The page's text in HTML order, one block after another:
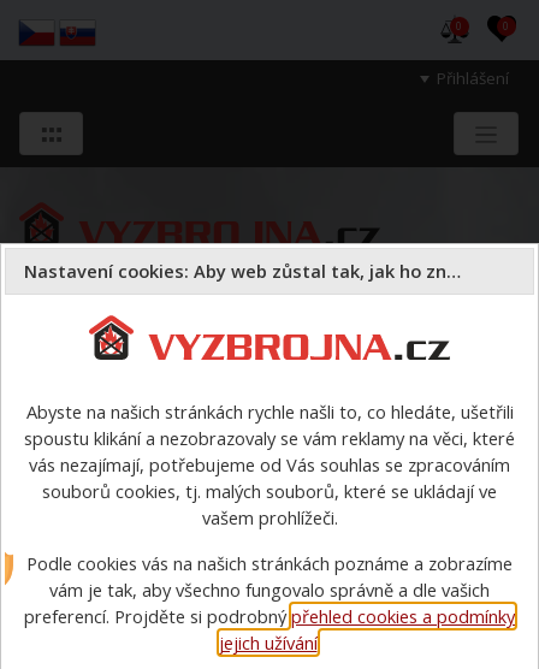
Přihlášení
0 0
a majetek druhých.
Požární sport vybavení pro PS podle disciplín
Štafeta
4x60 metrů s překážkami > Kladina pro mladé hasiče, stavitelná,
tartanový povrch
Kladina pro mladé hasiče,
stavitelná, tartanový povrch
Nastavení cookies: Aby web zůstal tak, jak ho znáte
Abyste na našich stránkách rychle našli to, co hledáte, ušetřili
spoustu klikání a nezobrazovaly se vám reklamy na věci, které
vás nezajímají, potřebujeme od Vás souhlas se zpracováním
souborů cookies, tj. malých souborů, které se ukládají ve
vašem prohlížeči.
Podle cookies vás na našich stránkách poznáme a zobrazíme
vám je tak, aby všechno fungovalo správně a dle vašich
preferencí. Projděte si podrobnýpřehled cookies a podmínky
jejich užívání.